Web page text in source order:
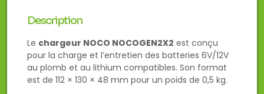
Description
Le chargeur NOCO NOCOGEN2X2 est conçu
pour la charge et l’entretien des batteries 6V/12V
au plomb et au lithium compatibles. Son format
est de 112 × 130 × 48 mm pour un poids de 0,5 kg.